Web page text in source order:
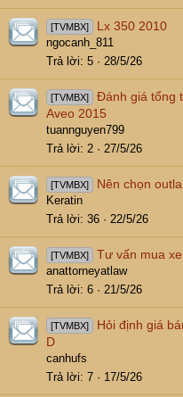
[TVMBX] Lx 350 2010
ngocanh_811
Trả lời 5 28/5/26
[TVMBX]
Đánh giá tổng
Aveo 2015
tuannguyen799
Trả lời
2 27/5/26
[TVMBX] Nên chọn
Keratin
Trả lời 36 22/5/26
[TVMBX] Tư vấn mua
anattorneyatlaw
Trả lời 6 21/5/26
[TVMBX]
Hỏi định giá
D
canhufs
Trả lời 7 17/5/26